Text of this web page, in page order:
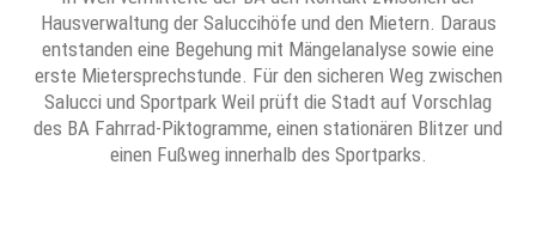
Hausverwaltung der Saluccihöfe und den Mietern. Daraus
entstanden eine Begehung mit Mängelanalyse sowie eine
erste Mietersprechstunde. Für den sicheren Weg zwischen
Salucci und Sportpark Weil prüft die Stadt auf Vorschlag
des BA Fahrrad-Piktogramme, einen stationären Blitzer und
einen Fußweg innerhalb des Sportparks.